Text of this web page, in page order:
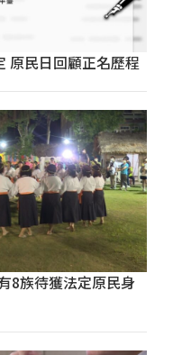
原民日回顧正名歷程
8族待獲法定原民身